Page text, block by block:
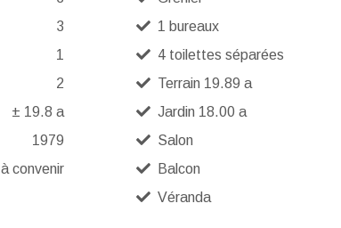
3
1
2
± 19.8 a
1979
à convenir
1 bureaux
4 toilettes séparées
Terrain 19.89 a
Jardin 18.00 a
Salon
Balcon
Véranda